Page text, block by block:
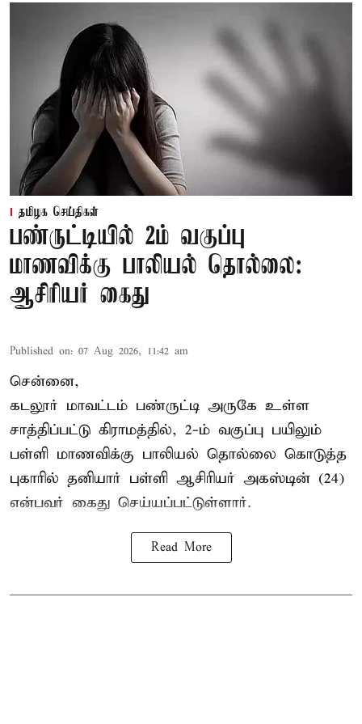
தமிழக செய்திகள்
பண்ருட்டியில் 2ம் வகுப்பு
மாணவிக்கு பாலியல் தொல்லை:
ஆசிரியர் கைது
Published on: 07 Aug 2026, 11:42 am
சென்னை,
கடலூர் மாவட்டம் பண்ருட்டி அருகே உள்ள
சாத்திப்பட்டு கிராமத்தில், 2-ம் வகுப்பு பயிலும்
பள்ளி மாணவிக்கு பாலியல் தொல்லை கொடுத்த
புகாரில் தனியார் பள்ளி ஆசிரியர் அகஸ்டின் (24)
என்பவர் கைது செய்யப்பட்டுள்ளார்.
Read More